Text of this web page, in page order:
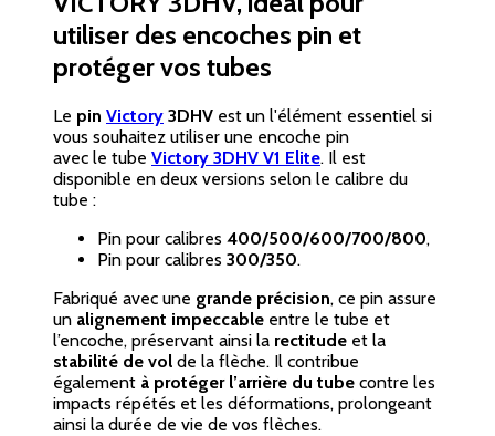
utiliser des encoches pin et
protéger vos tubes
Le pin Victory 3DHV est un l'élément essentiel si
vous souhaitez utiliser une encoche pin
avec le tube Victory 3DHV V1 Elite. Il est
disponible en deux versions selon le calibre du
tube :
Pin pour calibres 400/500/600/700/800,
Pin pour calibres 300/350.
Fabriqué avec une grande précision, ce pin assure
un alignement impeccable entre le tube et
l’encoche, préservant ainsi la rectitude et la
stabilité de vol de la flèche. Il contribue
également à protéger l’arrière du tube contre les
impacts répétés et les déformations, prolongeant
ainsi la durée de vie de vos flèches.